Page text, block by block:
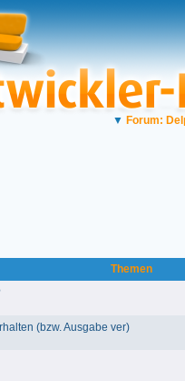
▼ Forum:
Themen
(bzw. Ausgabe ver)